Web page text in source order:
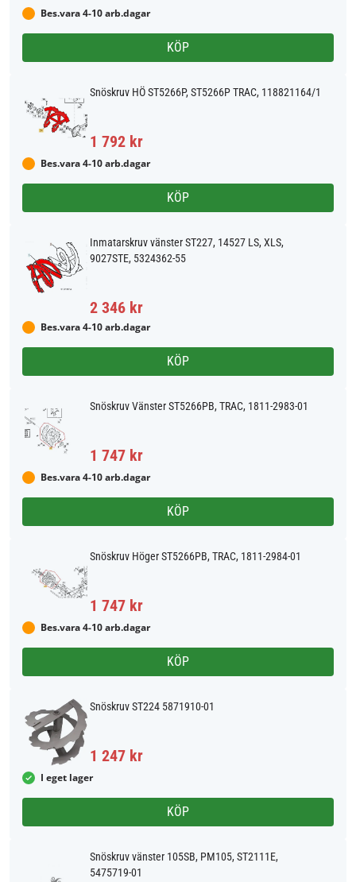
Bes.vara 4-10 arb.dagar
KÖP
Snöskruv HÖ ST5266P, ST5266P TRAC, 118821164/1
1 792 kr
Bes.vara 4-10 arb.dagar
KÖP
Inmatarskruv vänster ST227, 14527 LS, XLS,
9027STE, 5324362-55
2 346 kr
Bes.vara 4-10 arb.dagar
KÖP
Snöskruv Vänster ST5266PB, TRAC, 1811-2983-01
1 747 kr
Bes.vara 4-10 arb.dagar
KÖP
Snöskruv Höger ST5266PB, TRAC, 1811-2984-01
1 747 kr
Bes.vara 4-10 arb.dagar
KÖP
Snöskruv ST224 5871910-01
1 247 kr
I eget lager
KÖP
Snöskruv vänster 105SB, PM105, ST2111E,
5475719-01